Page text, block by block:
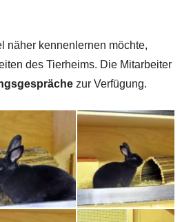
näher kennenlernen möchte,
des Tierheims. Die Mitarbeiter
zur Verfügung.